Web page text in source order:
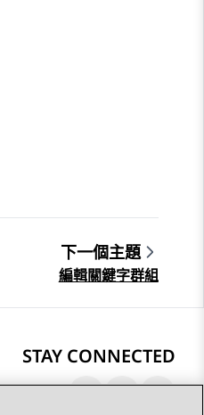
下一個主題
編輯關鍵字群組
STAY CONNECTED